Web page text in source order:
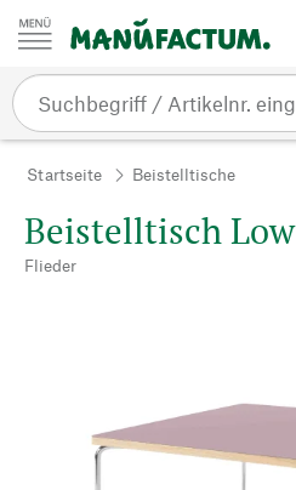
Zum Inhalt springen
Startseite Beistelltische
Beistelltisch Low
Flieder